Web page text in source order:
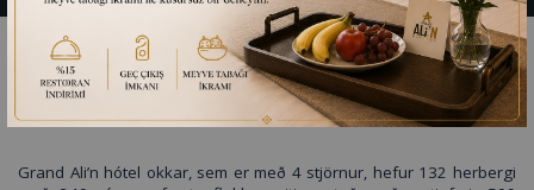
GRAND ALİ’N HOTEL TOKAT
Grand Ali’n hótel okkar, sem er með 4 stjörnur, hefur 132 herbergi